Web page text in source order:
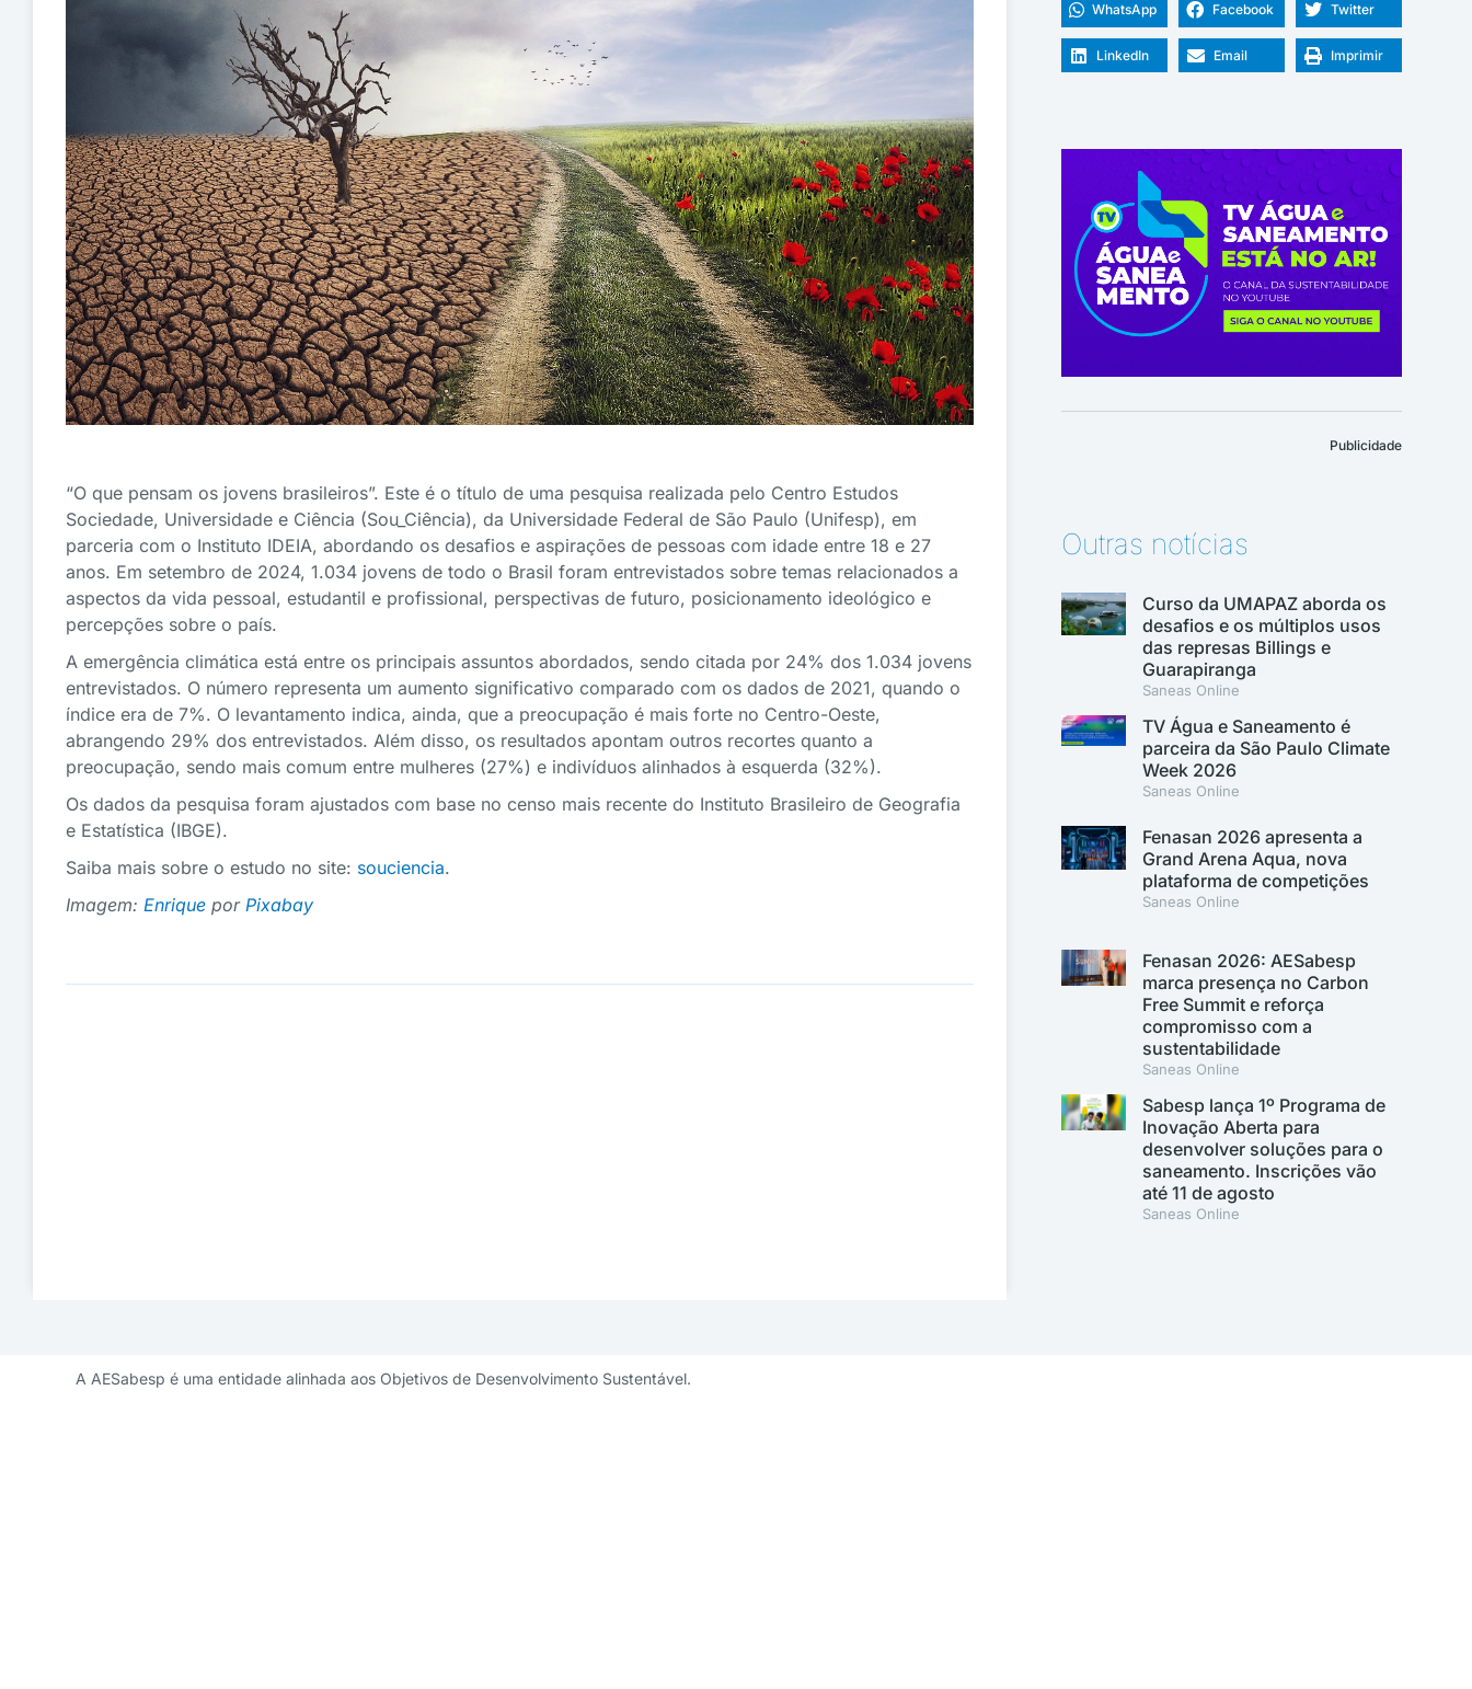
“O que pensam os jovens brasileiros”. Este é o título de uma pesquisa realizada pelo Centro Estudos
Sociedade, Universidade e Ciência (Sou_Ciência), da Universidade Federal de São Paulo (Unifesp), em
parceria com o Instituto IDEIA, abordando os desafios e aspirações de pessoas com idade entre 18 e 27
anos. Em setembro de 2024, 1.034 jovens de todo o Brasil foram entrevistados sobre temas relacionados a
aspectos da vida pessoal, estudantil e profissional, perspectivas de futuro, posicionamento ideológico e
percepções sobre o país.
A emergência climática está entre os principais assuntos abordados, sendo citada por 24% dos 1.034 jovens
entrevistados. O número representa um aumento significativo comparado com os dados de 2021, quando o
índice era de 7%. O levantamento indica, ainda, que a preocupação é mais forte no Centro-Oeste,
abrangendo 29% dos entrevistados. Além disso, os resultados apontam outros recortes quanto a
preocupação, sendo mais comum entre mulheres (27%) e indivíduos alinhados à esquerda (32%).
Os dados da pesquisa foram ajustados com base no censo mais recente do Instituto Brasileiro de Geografia
e Estatística (IBGE).
Saiba mais sobre o estudo no site: souciencia.
Imagem: Enrique por Pixabay
WhatsApp Facebook Twitter
LinkedIn Email Imprimir
Publicidade
Outras notícias
Curso da UMAPAZ aborda os
desafios e os múltiplos usos
das represas Billings e
Guarapiranga
Saneas Online
TV Água e Saneamento é
parceira da São Paulo Climate
Week 2026
Saneas Online
Fenasan 2026 apresenta a
Grand Arena Aqua, nova
plataforma de competições
Saneas Online
Fenasan 2026: AESabesp
marca presença no Carbon
Free Summit e reforça
compromisso com a
sustentabilidade
Saneas Online
Sabesp lança 1º Programa de
Inovação Aberta para
desenvolver soluções para o
saneamento. Inscrições vão
até 11 de agosto
Saneas Online
A AESabesp é uma entidade alinhada aos Objetivos de Desenvolvimento Sustentável.